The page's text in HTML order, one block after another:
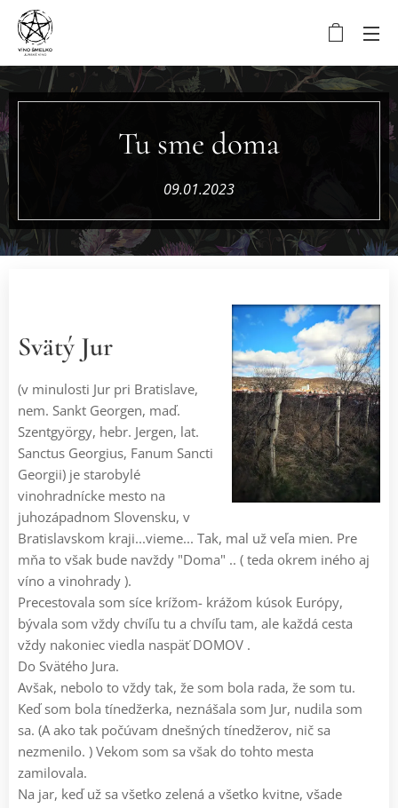
Tu sme doma
09.01.2023
Svätý Jur
(v minulosti Jur pri Bratislave,
nem. Sankt Georgen, maď.
Szentgyörgy, hebr. Jergen, lat.
Sanctus Georgius, Fanum Sancti
Georgii) je starobylé
vinohradnícke mesto na
juhozápadnom Slovensku, v
Bratislavskom kraji...vieme... Tak, mal už veľa mien. Pre
mňa to však bude navždy "Doma" .. ( teda okrem iného aj
víno a vinohrady ).
Precestovala som síce krížom- krážom kúsok Európy,
bývala som vždy chvíľu tu a chvíľu tam, ale každá cesta
vždy nakoniec viedla naspäť DOMOV .
Do Svätého Jura.
Avšak, nebolo to vždy tak, že som bola rada, že som tu.
Keď som bola tínedžerka, neznášala som Jur, nudila som
sa. (A ako tak počúvam dnešných tínedžerov, nič sa
nezmenilo. ) Vekom som sa však do tohto mesta
zamilovala.
Na jar, keď už sa všetko zelená a všetko kvitne, všade